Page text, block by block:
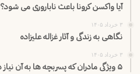
آیا واکسن کرونا باعث ناباروری می شود؟
۳ خرداد ۱۴۰۵
نگاهی به زندگی و آثار غزاله علیزاده
۳ خرداد ۱۴۰۵
۵ ویژگی مادران که پسربچه ها به آن نیاز دارند.